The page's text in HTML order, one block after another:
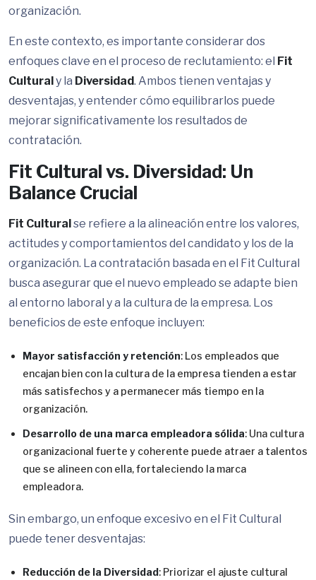
organización.
En este contexto, es importante considerar dos
enfoques clave en el proceso de reclutamiento: el Fit
Culturaly la Diversidad. Ambos tienen ventajas y
desventajas, y entender cómo equilibrarlos puede
mejorar significativamente los resultados de
contratación.
Fit Cultural vs. Diversidad: Un
Balance Crucial
Fit Culturalse refiere a la alineación entre los valores,
actitudes y comportamientos del candidato y los de la
organización. La contratación basada en el Fit Cultural
busca asegurar que el nuevo empleado se adapte bien
al entorno laboral y a la cultura de la empresa. Los
beneficios de este enfoque incluyen:
Mayor satisfacción y retención: Los empleados que
encajan bien con la cultura de la empresa tienden a estar
más satisfechos y a permanecer más tiempo en la
organización.
Desarrollo de una marca empleadora sólida: Una cultura
organizacional fuerte y coherente puede atraer a talentos
que se alineen con ella, fortaleciendo la marca
empleadora.
Sin embargo, un enfoque excesivo en el Fit Cultural
puede tener desventajas:
Reducción de la Diversidad: Priorizar el ajuste cultural